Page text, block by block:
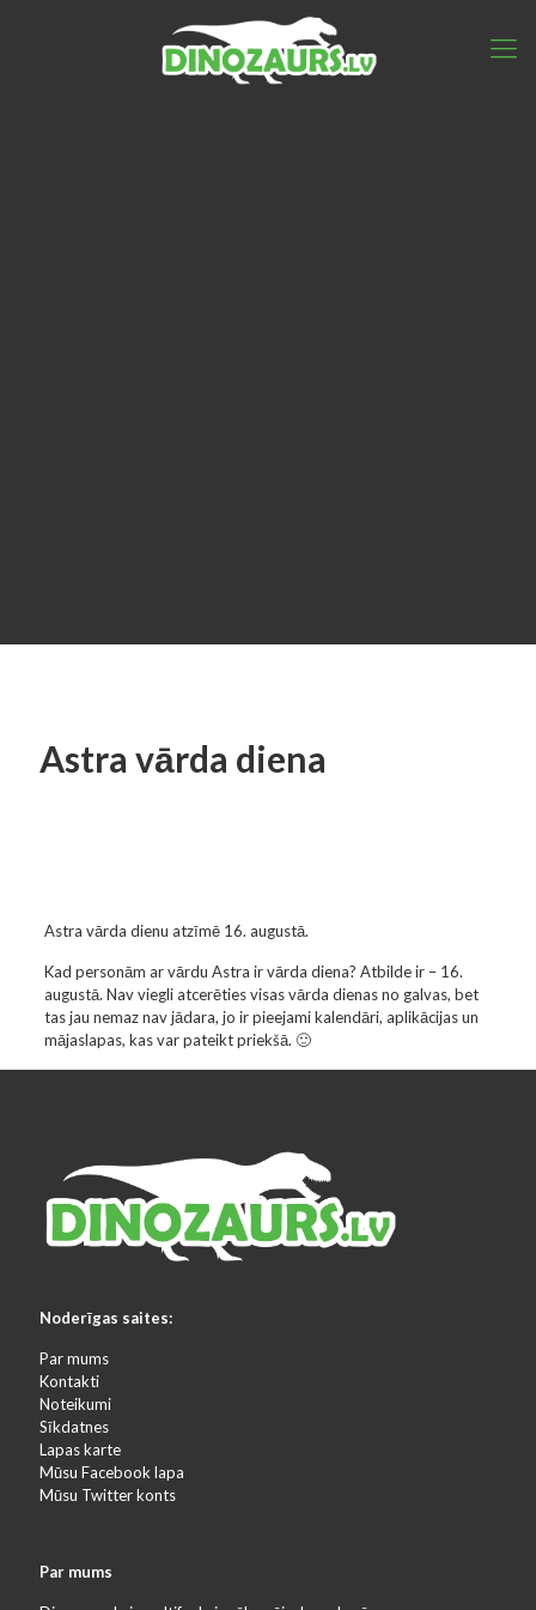
Astra vārda diena
Astra vārda dienu atzīmē 16. augustā.
Kad personām ar vārdu Astra ir vārda diena? Atbilde ir – 16.
augustā. Nav viegli atcerēties visas vārda dienas no galvas, bet
tas jau nemaz nav jādara, jo ir pieejami kalendāri, aplikācijas un
mājaslapas, kas var pateikt priekšā. 🙂
Noderīgas saites:
Par mums
Kontakti
Noteikumi
Sīkdatnes
Lapas karte
Mūsu Facebook lapa
Mūsu Twitter konts
Par mums